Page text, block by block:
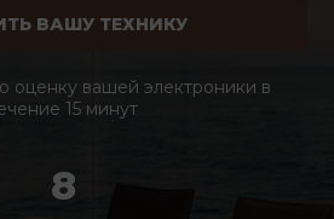
ВАШУ ТЕХНИКУ
оценку вашей электроники в
15 минут
8